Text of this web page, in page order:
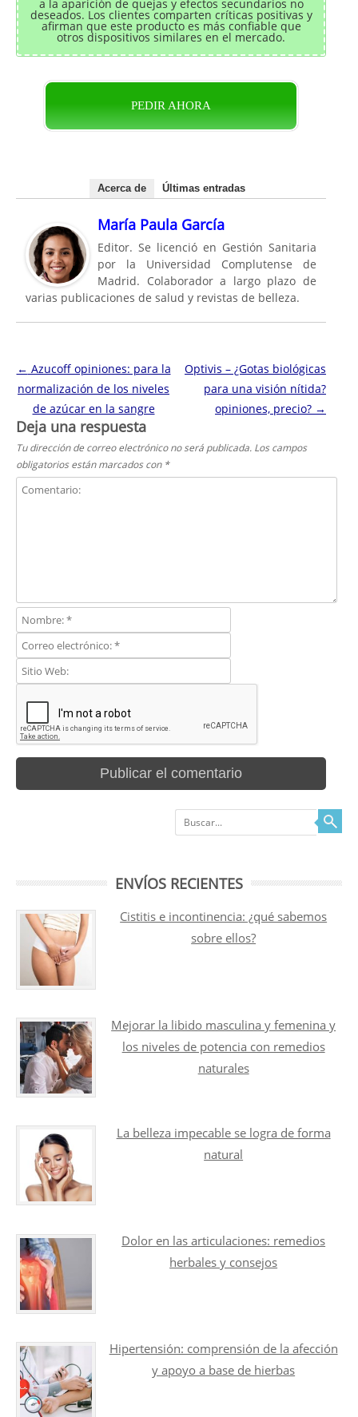
a la aparición de quejas y efectos secundarios no
deseados. Los clientes comparten críticas positivas y
afirman que este producto es más confiable que
otros dispositivos similares en el mercado.
PEDIR AHORA
Acerca de Últimas entradas
María Paula García
Editor. Se licenció en Gestión Sanitaria
por la Universidad Complutense de
Madrid. Colaborador a largo plazo de
varias publicaciones de salud y revistas de belleza.
Navegación de entradas
← Azucoff opiniones: para la
normalización de los niveles
de azúcar en la sangre
Optivis – ¿Gotas biológicas
para una visión nítida?
opiniones, precio? →
Deja una respuesta
Tu dirección de correo electrónico no será publicada. Los campos
obligatorios están marcados con *
Buscar
ENVÍOS RECIENTES
Cistitis e incontinencia: ¿qué sabemos
sobre ellos?
Mejorar la libido masculina y femenina y
los niveles de potencia con remedios
naturales
La belleza impecable se logra de forma
natural
Dolor en las articulaciones: remedios
herbales y consejos
Hipertensión: comprensión de la afección
y apoyo a base de hierbas